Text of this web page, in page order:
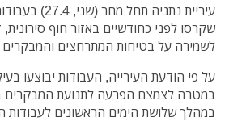
עיריית נתניה
שקרסו לפני כחודשיים באזור חוף
לשמירה על בטיחות המתרחצים
על פי הודעת העירייה, העבודות יבוצעו
במטרה לצמצם הפרעה לתנועת המבקרים
במהלך שלושת הימים הראשונים לעבודות